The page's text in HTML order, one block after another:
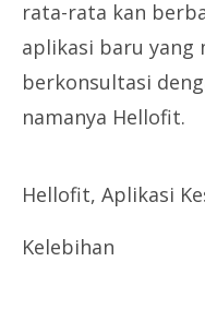
rata-rata kan
aplikasi baru yang
berkonsultasi
namanya Hellofit.
Hellofit, Aplikasi
Kelebihan